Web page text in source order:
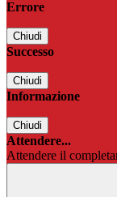
Errore
Chiudi
Successo
Chiudi
Informazione
Chiudi
Attendere...
Attendere il